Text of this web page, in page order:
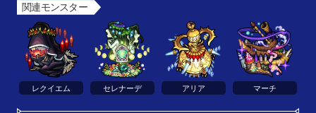
関連モンスター
レクイエム セレナーデ アリア マーチ